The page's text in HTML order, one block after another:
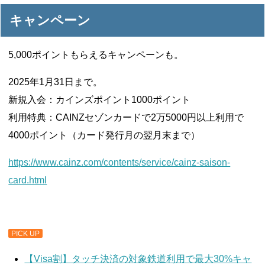
キャンペーン
5,000ポイントもらえるキャンペーンも。
2025年1月31日まで。
新規入会：カインズポイント1000ポイント
利用特典：CAINZセゾンカードで2万5000円以上利用で
4000ポイント（カード発行月の翌月末まで）
https://www.cainz.com/contents/service/cainz-saison-
card.html
PICK UP
【Visa割】タッチ決済の対象鉄道利用で最大30%キャ